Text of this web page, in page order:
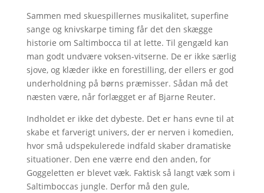
Sammen med skuespillernes musikalitet, superfine
sange og knivskarpe timing får det den skægge
historie om Saltimbocca til at lette. Til gengæld kan
man godt undvære voksen-vitserne. De er ikke særlig
sjove, og klæder ikke en forestilling, der ellers er god
underholdning på børns præmisser. Sådan må det
næsten være, når forlægget er af Bjarne Reuter.
Indholdet er ikke det dybeste. Det er hans evne til at
skabe et farverigt univers, der er nerven i komedien,
hvor små udspekulerede indfald skaber dramatiske
situationer. Den ene værre end den anden, for
Goggeletten er blevet væk. Faktisk så langt væk som i
Saltimboccas jungle. Derfor må den gule,